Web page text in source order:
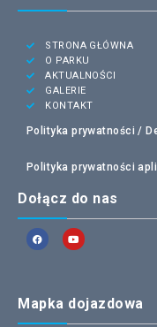
STRONA GŁÓWNA
O PARKU
AKTUALNOŚCI
GALERIE
KONTAKT
Polityka prywatności /
Polityka prywatności
Dołącz do nas
Mapka dojazdowa